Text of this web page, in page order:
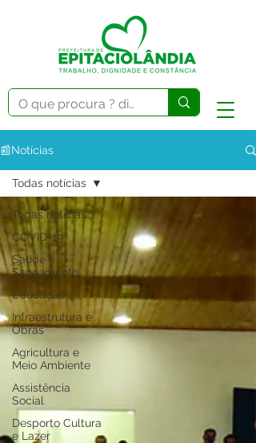
📰Notícias
Todas notícias
COVID-19
Saúde e
Saneamento
Educação
Infraestrutura e
Obras
Agricultura e
Meio Ambiente
Assistência
Social
Desporto Cultura
e Lazer
Todas notícias